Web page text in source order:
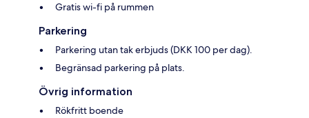
Gratis wi-fi på rummen
Parkering
Parkering utan tak erbjuds (DKK 100 per dag).
Begränsad parkering på plats.
Övrig information
Rökfritt boende